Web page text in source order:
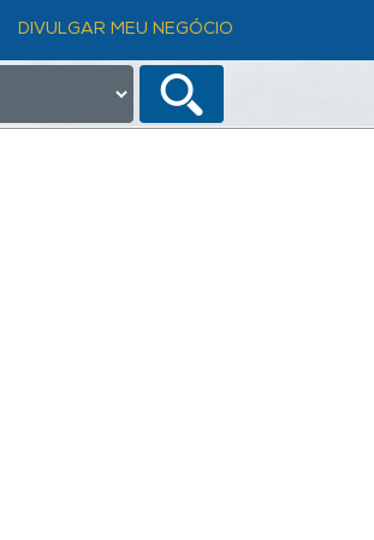
DIVULGAR MEU NEGÓCIO